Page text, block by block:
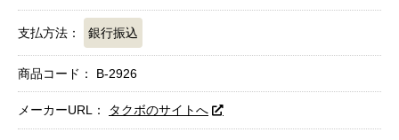
支払方法： 銀行振込
商品コード： B-2926
メーカーURL： タクボのサイトへ